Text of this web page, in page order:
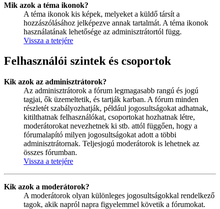
Mik azok a téma ikonok?
A téma ikonok kis képek, melyeket a küldő társít a
hozzászólásához jelképezve annak tartalmát. A téma ikonok
használatának lehetősége az adminisztrátortól függ.
Vissza a tetejére
Felhasználói szintek és csoportok
Kik azok az adminisztrátorok?
Az adminisztrátorok a fórum legmagasabb rangú és jogú
tagjai, ők üzemeltetik, és tartják karban. A fórum minden
részletét szabályozhatják, például jogosultságokat adhatnak,
kitilthatnak felhasználókat, csoportokat hozhatnak létre,
moderátorokat nevezhetnek ki stb. attól függően, hogy a
fórumalapító milyen jogosultságokat adott a többi
adminisztrátornak. Teljesjogú moderátorok is lehetnek az
összes fórumban.
Vissza a tetejére
Kik azok a moderátorok?
A moderátorok olyan különleges jogosultságokkal rendelkező
tagok, akik napról napra figyelemmel követik a fórumokat.